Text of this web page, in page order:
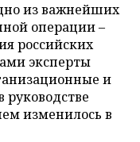
из важнейших
операции –
российских
эксперты
и
изменилось в